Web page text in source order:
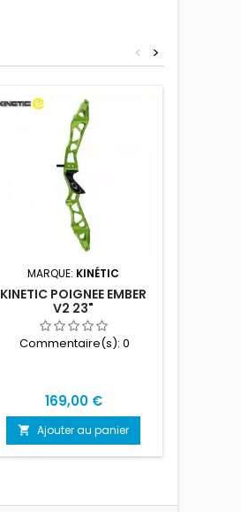
>
<
MARQUE: KINÉTIC
KINETIC POIGNEE EMBER
V2 23"
Commentaire(s): 0
Prix
169,00 €
 Ajouter au panier